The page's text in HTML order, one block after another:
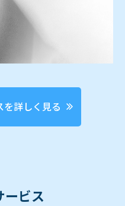
を詳しく見る
ービス